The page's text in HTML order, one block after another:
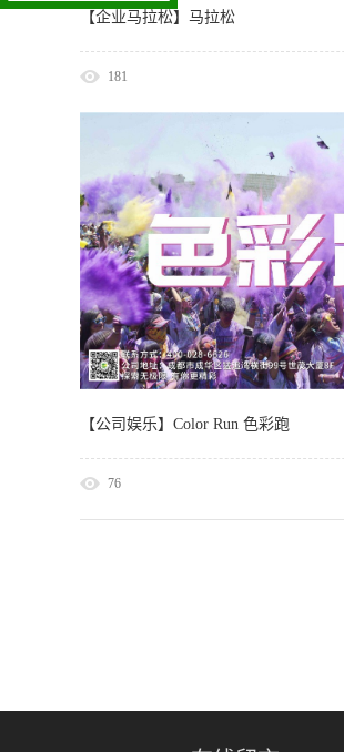
【企业马拉松】马拉松
181
【公司娱乐】Color Run 色彩跑
76